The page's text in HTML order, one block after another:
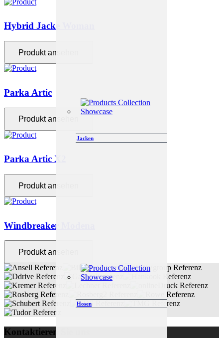
Jacken
Hosen
Hybrid Jacke Woman
Produkt ansehen
Parka Artic
Produkt ansehen
Parka Artic X2
Produkt ansehen
Windbreaker Modena
Produkt ansehen
Kontaktieren Sie uns